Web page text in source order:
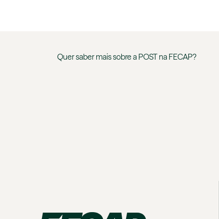
Quer saber mais sobre a POST na FECAP?